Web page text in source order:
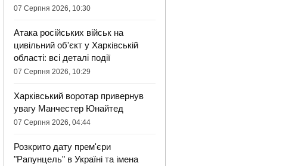
07 Серпня 2026, 10:30
Атака російських військ на
цивільний об'єкт у Харківській
області: всі деталі події
07 Серпня 2026, 10:29
Харківський воротар привернув
увагу Манчестер Юнайтед
07 Серпня 2026, 04:44
Розкрито дату прем'єри
"Рапунцель" в Україні та імена